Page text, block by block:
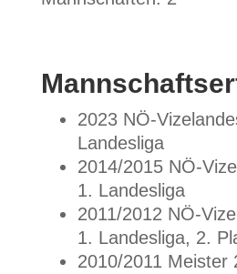
2023 NÖ-
Landesliga
2014/2015 NÖ-
1. Landesliga
2011/2012 NÖ-
1. Landesliga, 2.
2010/2011 Meister